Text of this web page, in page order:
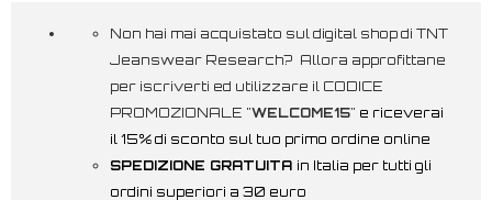
Non hai mai acquistato sul digital shop di TNT
Jeanswear Research? Allora approfittane
per iscriverti ed utilizzare il CODICE
PROMOZIONALE "WELCOME15" e riceverai
il 15% di sconto sul tuo primo ordine online
SPEDIZIONE GRATUITA in Italia per tutti gli
ordini superiori a 30 euro